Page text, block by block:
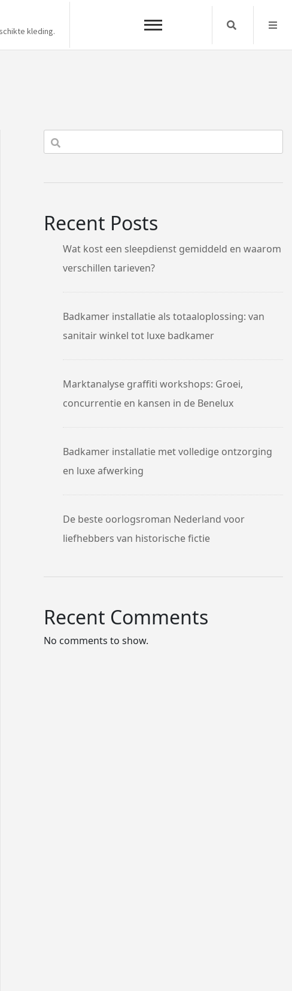
kleding. Search
Recent Posts
Wat kost een sleepdienst gemiddeld en waarom
verschillen tarieven?
Badkamer installatie als totaaloplossing: van
sanitair winkel tot luxe badkamer
Marktanalyse graffiti workshops: Groei,
concurrentie en kansen in de Benelux
Badkamer installatie met volledige ontzorging
en luxe afwerking
De beste oorlogsroman Nederland voor
liefhebbers van historische fictie
Recent Comments
No comments to show.